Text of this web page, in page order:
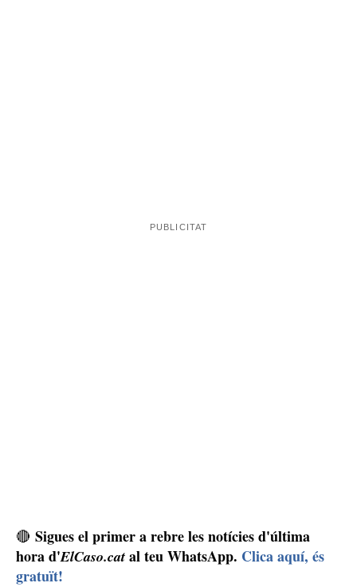
🔴 Sigues el primer a rebre les notícies d'última
hora d'ElCaso.cat al teu WhatsApp. Clica aquí, és
gratuït!